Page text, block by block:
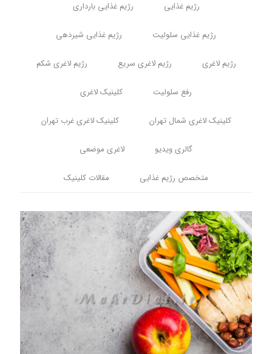
رژیم غذایی رژیم غذایی بارداری
رژیم غذایی سلولیت رژیم غذایی شیردهی
رژیم لاغری رژیم لاغری سریع رژیم لاغری شکم
رفع سلولیت کلینیک لاغری
کلینیک لاغری شمال تهران کلینیک لاغری غرب تهران
گالری ویدیو لاغری موضعی
متخصص رژیم غذایی مقالات کلینیک